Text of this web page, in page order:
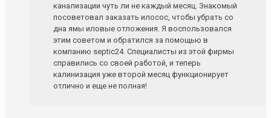
канализации чуть ли не каждый месяц. Знакомый
посоветовал заказать илосос, чтобы убрать со
дна ямы иловые отложения. Я воспользовался
этим советом и обратился за помощью в
компанию septic24. Специалисты из этой фирмы
справились со своей работой, и теперь
калинизация уже второй месяц функционирует
отлично и еще не полная!